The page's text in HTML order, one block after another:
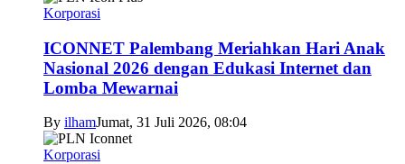
Korporasi
ICONNET Palembang Meriahkan Hari Anak
Nasional 2026 dengan Edukasi Internet dan
Lomba Mewarnai
By ilhamJumat, 31 Juli 2026, 08:04
Korporasi